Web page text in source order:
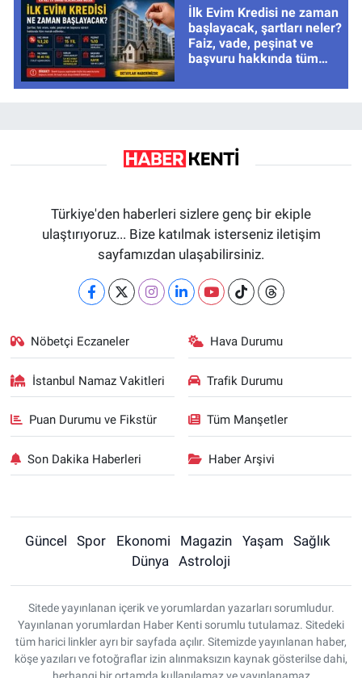
İlk Evim Kredisi ne zaman
başlayacak, şartları neler?
Faiz, vade, peşinat ve
başvuru hakkında tüm
Türkiye'den haberleri sizlere genç bir ekiple
ulaştırıyoruz... Bize katılmak isterseniz iletişim
sayfamızdan ulaşabilirsiniz.
Nöbetçi Eczaneler Hava Durumu
İstanbul Namaz Vakitleri Trafik Durumu
Puan Durumu ve Fikstür Tüm Manşetler
Son Dakika Haberleri Haber Arşivi
Güncel Spor Ekonomi Magazin Yaşam
Sağlık
Dünya
Astroloji
Sitede yayınlanan içerik ve yorumlardan yazarları sorumludur.
Yayınlanan yorumlardan Haber Kenti sorumlu tutulamaz. Sitedeki
tüm harici linkler ayrı bir sayfada açılır. Sitemizde yayınlanan haber,
köşe yazıları ve fotoğraflar izin alınmaksızın kaynak gösterilse dahi,